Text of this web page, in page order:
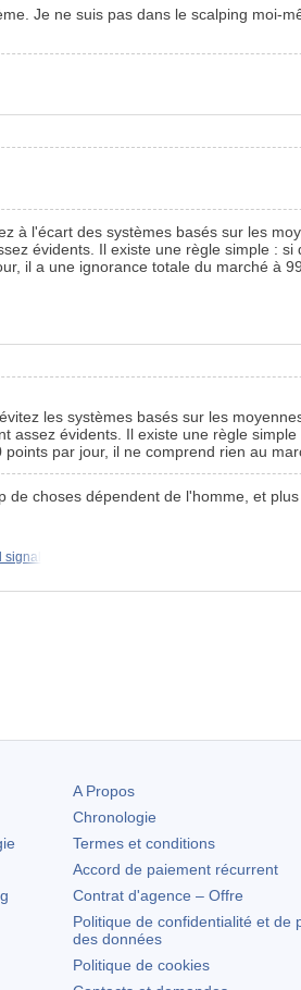
Je ne suis pas dans le scalping moi-
à l'écart des systèmes basés sur les
évidents. Il existe une règle simple :
il a une ignorance totale du marché à
les systèmes basés sur les
évidents. Il existe une règle
par jour, il ne comprend rien au
choses dépendent de l'homme, et
signal
A Propos
Chronologie
Termes et conditions
Accord de paiement récurrent
Contrat d'agence – Offre
Politique de confidentialité et de
des données
Politique de cookies